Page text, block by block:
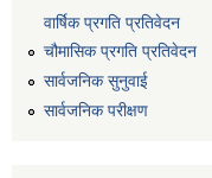
वार्षिक प्रगति प्रतिवेदन
चौमासिक प्रगति प्रतिवेदन
सार्वजनिक सुनुवाई
सार्वजनिक परीक्षण